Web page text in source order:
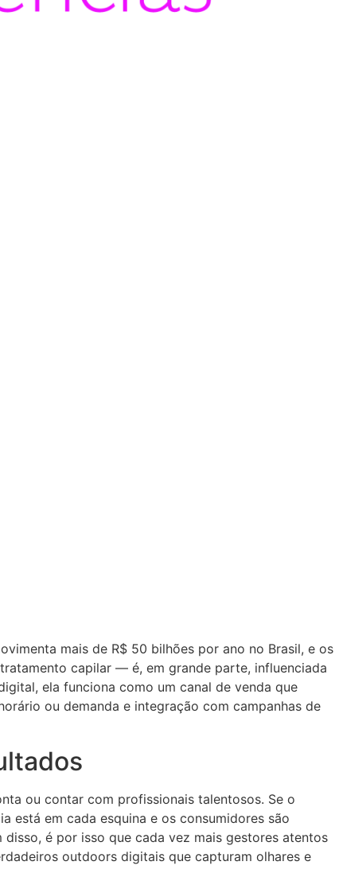
mais de R$ 50 bilhões por ano no Brasil, e os
capilar — é, em grande parte, influenciada
ela funciona como um canal de venda que
ou demanda e integração com campanhas de
ou contar com profissionais talentosos. Se o
está em cada esquina e os consumidores são
é por isso que cada vez mais gestores atentos
outdoors digitais que capturam olhares e